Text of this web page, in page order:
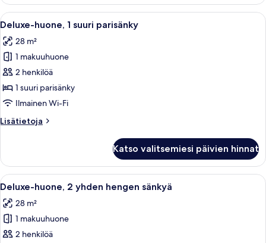
kuvat
yhden
hengen
(Hollywood)
Avaa
kaikki
huonetyypin
Deluxe-
huone,
1
suuri
kuvat
Hotellihuone, jossa on suuri sänky,
3
Deluxe-huone, 1 suuri parisänky
28 m²
1 makuuhuone
2 henkilöä
1 suuri parisänky
Ilmainen Wi-Fi
Lisätietoja
Lisätietoja
1
suuri
parisänky
Katso valitsemiesi päivien hinnat
Avaa
kaikki
huonetyypin
Deluxe-
huone,
Hotellihuone, jossa on sänky, tuoli,
3
Deluxe-huone, 2 yhden hengen sänkyä
28 m²
1 makuuhuone
2 henkilöä